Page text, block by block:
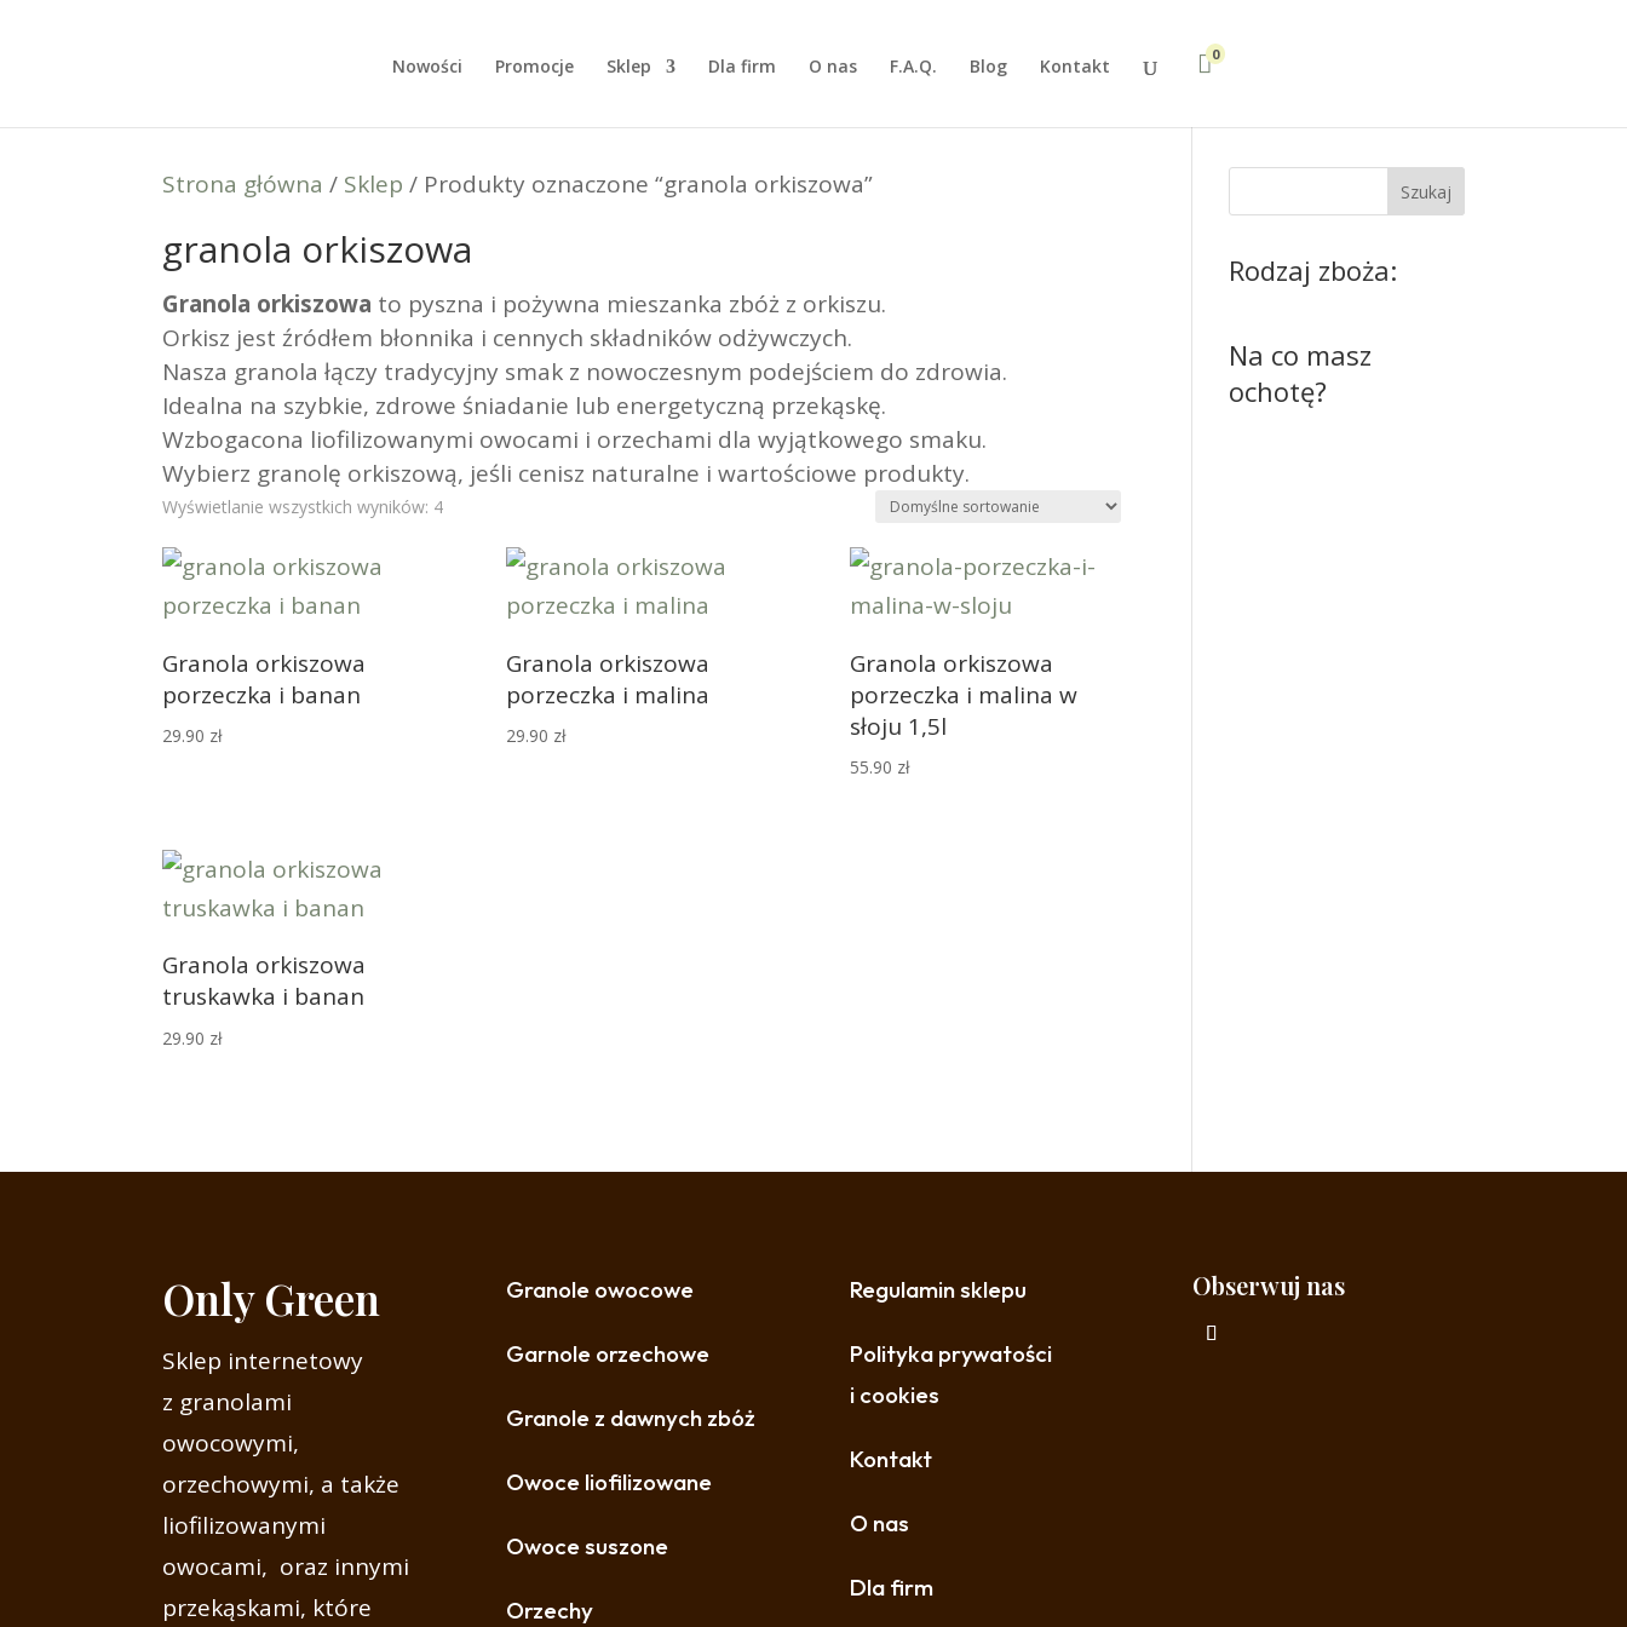
Nowości Promocje Sklep Dla firm O nas F.A.Q. Blog Kontakt 0
Strona główna / Sklep / Produkty oznaczone “granola orkiszowa”
granola orkiszowa
Granola orkiszowa to pyszna i pożywna mieszanka zbóż z orkiszu.
Orkisz jest źródłem błonnika i cennych składników odżywczych.
Nasza granola łączy tradycyjny smak z nowoczesnym podejściem do zdrowia.
Idealna na szybkie, zdrowe śniadanie lub energetyczną przekąskę.
Wzbogacona liofilizowanymi owocami i orzechami dla wyjątkowego smaku.
Wybierz granolę orkiszową, jeśli cenisz naturalne i wartościowe produkty.
Wyświetlanie wszystkich wyników: 4
Granola orkiszowa
porzeczka i banan
29.90 zł
Granola orkiszowa
porzeczka i malina
29.90 zł
Granola orkiszowa
porzeczka i malina w
słoju 1,5l
55.90 zł
Granola orkiszowa
truskawka i banan
29.90 zł
Szukaj
Rodzaj zboża:
Na co masz
ochotę?
Only Green
Sklep internetowy
z granolami
owocowymi,
orzechowymi, a także
liofilizowanymi
owocami, oraz innymi
przekąskami, które
Granole owocowe
Garnole orzechowe
Granole z dawnych zbóż
Owoce liofilizowane
Owoce suszone
Orzechy
Regulamin sklepu
Polityka prywatości
i cookies
Kontakt
O nas
Dla firm
Obserwuj nas